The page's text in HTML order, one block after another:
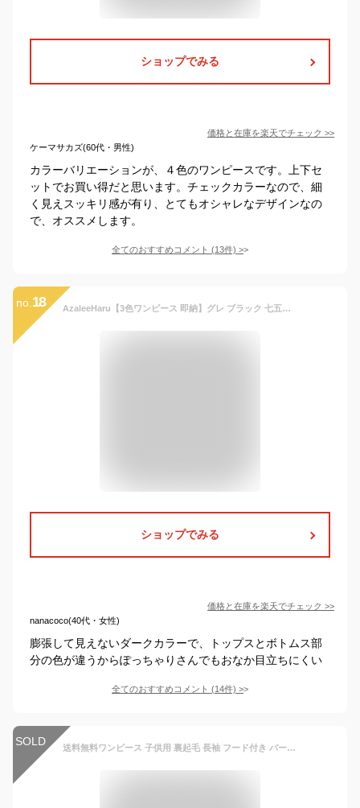
ショップでみる
価格と在庫を楽天でチェック >>
ケーマサカズ(60代・男性)
カラーバリエーションが、４色のワンピースです。上下セ
ットでお買い得だと思います。チェックカラーなので、細
く見えスッキリ感が有り、とてもオシャレなデザインなの
で、オススメします。
全てのおすすめコメント (13件) >
no. 18 AzaleeHaru【3色ワンピース 即納】グレ ブラック 七五三 子供ワンピース フォーマル 入学式 グレー 黒 ピアノ 発表会 子供服 お受験 面接 説明会 キッズワンピース 冠婚葬祭 卒業式 卒園式 入園式 春 秋 冬 結婚式 長袖 帽子別途購入 SGW
ショップでみる
価格と在庫を楽天でチェック >>
nanacoco(40代・女性)
膨張して見えないダークカラーで、トップスとボトムス部
分の色が違うからぽっちゃりさんでもおなか目立ちにくい
全てのおすすめコメント (14件) >
SOLD 送料無料ワンピース 子供用 裏起毛 長袖 フード付き パーカーワンピ Aライン お腹ポケット付き キッズ 女の子 シンプル 無地 あったか ストレッチ かわいい 遊び着 通学 通園